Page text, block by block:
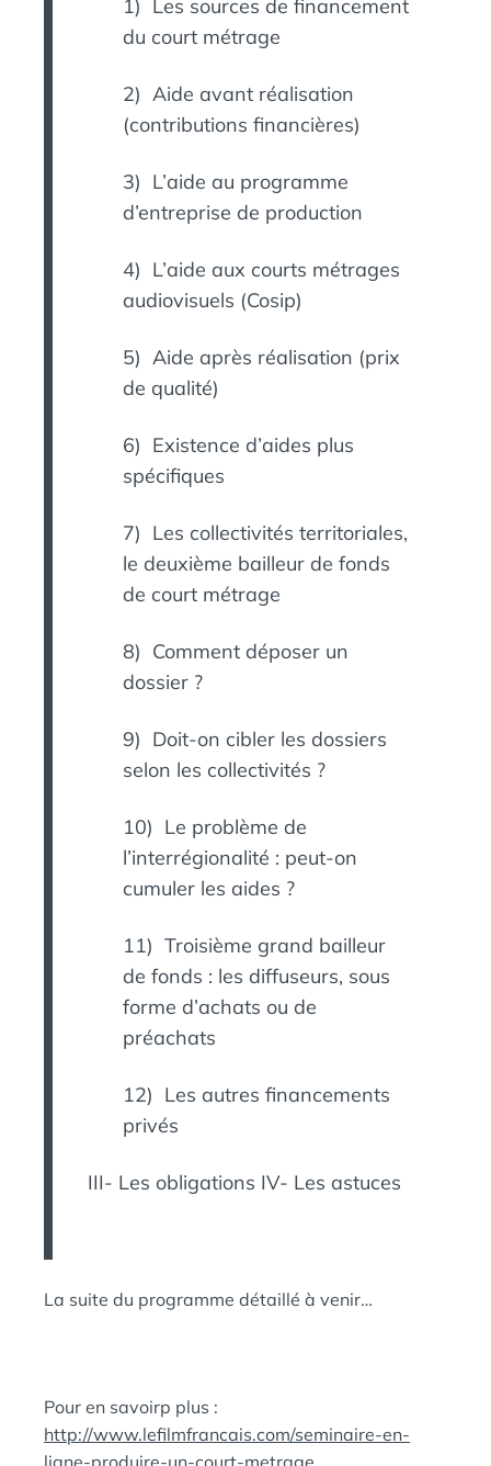
1) Les sources de financement
du court métrage
2) Aide avant réalisation
(contributions financières)
3) L’aide au programme
d’entreprise de production
4) L’aide aux courts métrages
audiovisuels (Cosip)
5) Aide après réalisation (prix
de qualité)
6) Existence d’aides plus
spécifiques
7) Les collectivités territoriales,
le deuxième bailleur de fonds
de court métrage
8) Comment déposer un
dossier ?
9) Doit-on cibler les dossiers
selon les collectivités ?
10) Le problème de
l’interrégionalité : peut-on
cumuler les aides ?
11) Troisième grand bailleur
de fonds : les diffuseurs, sous
forme d’achats ou de
préachats
12) Les autres financements
privés
III- Les obligations IV- Les astuces
La suite du programme détaillé à venir…
Pour en savoirp plus :
http://www.lefilmfrancais.com/seminaire-en-
ligne-produire-un-court-metrage